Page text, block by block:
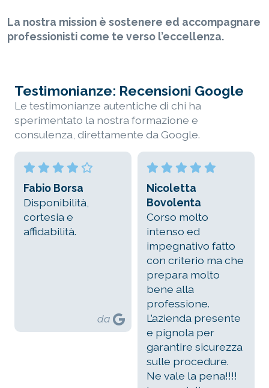
La nostra mission è sostenere ed accompagnare
professionisti come te verso l’eccellenza.
Testimonianze: Recensioni Google
Le testimonianze autentiche di chi ha
sperimentato la nostra formazione e
consulenza, direttamente da Google.
Nicoletta
Bovolenta
Corso molto
intenso ed
L’azienda presente
e pignola per
Nanee Panneng
The teachers are
kind and they
explain every
lessons clear and
questions was
answered very well
and they are very
Accomodating.
da